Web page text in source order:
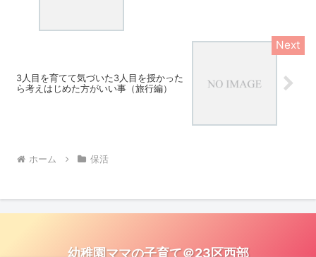
3人目を育てて気づいた3人目を授かった
ら考えはじめた方がいい事（旅行編）
ホーム 保活
幼稚園ママの子育て＠23区西部